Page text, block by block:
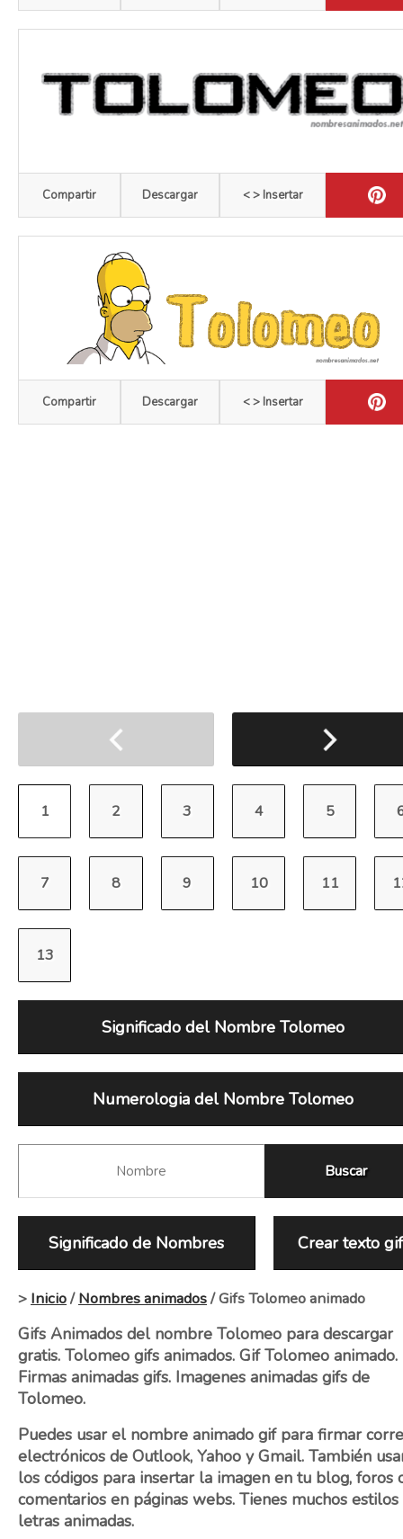
Compartir Descargar < > Insertar
Compartir Descargar < > Insertar
Significado del Nombre Tolomeo
Numerologia del Nombre Tolomeo
Significado de Nombres Crear texto gif
> Inicio/Nombres animados/ Gifs Tolomeo animado
Gifs Animados del nombre Tolomeo para descargar
gratis. Tolomeo gifs animados. Gif Tolomeo animado.
Firmas animadas gifs. Imagenes animadas gifs de
Tolomeo.
Puedes usar el nombre animado gif para firmar
electrónicos de Outlook, Yahoo y Gmail. También
los códigos para insertar la imagen en tu blog, foros
comentarios en páginas webs. Tienes muchos estilos
letras animadas.